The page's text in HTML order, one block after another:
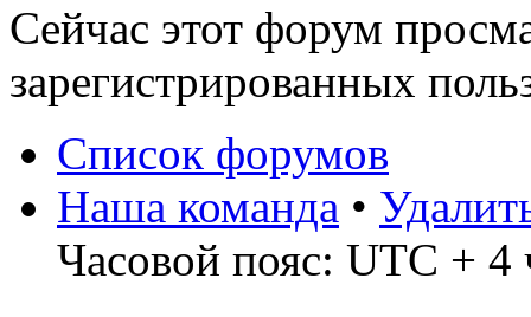
Сейчас этот форум
зарегистрированных
Список форумов
Наша команда •
Часовой пояс: UTC + 4